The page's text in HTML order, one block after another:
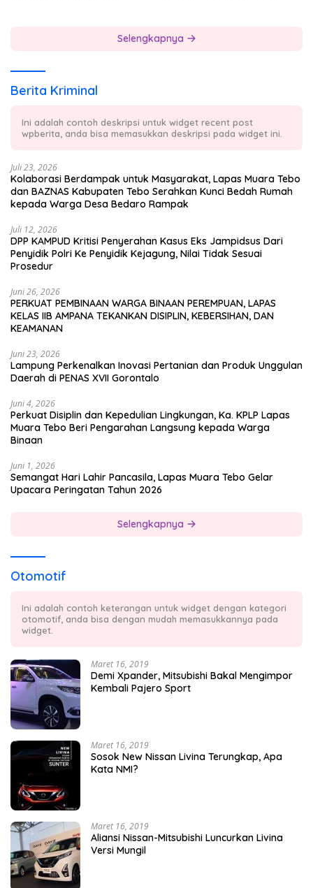
Selengkapnya
Berita Kriminal
Ini adalah contoh deskripsi untuk widget recent post
wpberita, anda bisa memasukkan deskripsi pada widget ini.
Juli 23, 2026
Kolaborasi Berdampak untuk Masyarakat, Lapas Muara Tebo
dan BAZNAS Kabupaten Tebo Serahkan Kunci Bedah Rumah
kepada Warga Desa Bedaro Rampak
Juli 12, 2026
DPP KAMPUD Kritisi Penyerahan Kasus Eks Jampidsus Dari
Penyidik Polri Ke Penyidik Kejagung, Nilai Tidak Sesuai
Prosedur
Juni 26, 2026
PERKUAT PEMBINAAN WARGA BINAAN PEREMPUAN, LAPAS
KELAS IIB AMPANA TEKANKAN DISIPLIN, KEBERSIHAN, DAN
KEAMANAN
Juni 23, 2026
Lampung Perkenalkan Inovasi Pertanian dan Produk Unggulan
Daerah di PENAS XVII Gorontalo
Juni 4, 2026
Perkuat Disiplin dan Kepedulian Lingkungan, Ka. KPLP Lapas
Muara Tebo Beri Pengarahan Langsung kepada Warga
Binaan
Juni 1, 2026
Semangat Hari Lahir Pancasila, Lapas Muara Tebo Gelar
Upacara Peringatan Tahun 2026
Selengkapnya
Otomotif
Ini adalah contoh keterangan untuk widget dengan kategori
otomotif, anda bisa dengan mudah memasukkannya pada
widget.
Maret 16, 2019
Demi Xpander, Mitsubishi Bakal Mengimpor
Kembali Pajero Sport
Maret 16, 2019
Sosok New Nissan Livina Terungkap, Apa
Kata NMI?
Maret 16, 2019
Aliansi Nissan-Mitsubishi Luncurkan Livina
Versi Mungil